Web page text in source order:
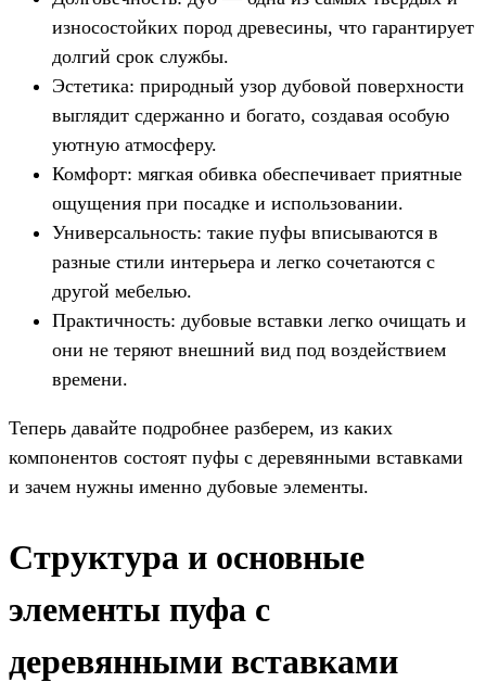
износостойких пород древесины, что гарантирует
долгий срок службы.
Эстетика: природный узор дубовой поверхности
выглядит сдержанно и богато, создавая особую
уютную атмосферу.
Комфорт: мягкая обивка обеспечивает приятные
ощущения при посадке и использовании.
Универсальность: такие пуфы вписываются в
разные стили интерьера и легко сочетаются с
другой мебелью.
Практичность: дубовые вставки легко очищать и
они не теряют внешний вид под воздействием
времени.
Теперь давайте подробнее разберем, из каких
компонентов состоят пуфы с деревянными вставками
и зачем нужны именно дубовые элементы.
Структура и основные
элементы пуфа с
деревянными вставками